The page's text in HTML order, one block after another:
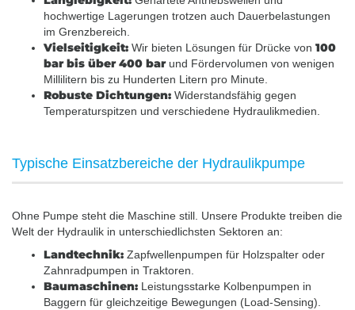
hochwertige Lagerungen trotzen auch Dauerbelastungen
im Grenzbereich.
Vielseitigkeit: Wir bieten Lösungen für Drücke von 100
bar bis über 400 barund Fördervolumen von wenigen
Millilitern bis zu Hunderten Litern pro Minute.
Robuste Dichtungen: Widerstandsfähig gegen
Temperaturspitzen und verschiedene Hydraulikmedien.
Typische Einsatzbereiche der Hydraulikpumpe
Ohne Pumpe steht die Maschine still. Unsere Produkte treiben die
Welt der Hydraulik in unterschiedlichsten Sektoren an:
Landtechnik: Zapfwellenpumpen für Holzspalter oder
Zahnradpumpen in Traktoren.
Baumaschinen: Leistungsstarke Kolbenpumpen in
Baggern für gleichzeitige Bewegungen (Load-Sensing).